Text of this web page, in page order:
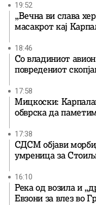
19:52
„Вечна ви слава
масакрот кај
18:46
Со владиниот
повредениот
17:58
Мицкоски:
обврска да
17:38
СДСМ објави
умреница за
16:10
Река од возила и
Евзони за влез во